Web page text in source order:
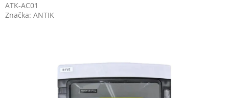
ATK-AC01
Značka: ANTIK